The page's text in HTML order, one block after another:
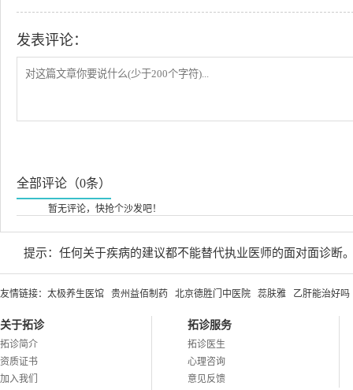
发表评论：
全部评论（0条）
暂无评论，快抢个沙发吧！
提示：任何关于疾病的建议都不能替代执业医师的面对面诊断
友情链接： 太极养生医馆 贵州益佰制药 北京德胜门中医院 蕊肤雅 乙肝能治好吗
关于拓诊
拓诊简介
资质证书
加入我们
拓诊服务
拓诊医生
心理咨询
意见反馈